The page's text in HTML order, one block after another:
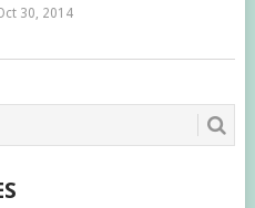
30, 2014